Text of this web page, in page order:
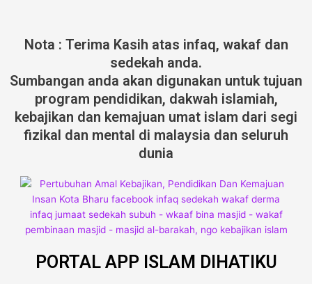
Nota : Terima Kasih atas infaq, wakaf dan
sedekah anda.
Sumbangan anda akan digunakan untuk tujuan
program pendidikan, dakwah islamiah,
kebajikan dan kemajuan umat islam dari segi
fizikal dan mental di malaysia dan seluruh
dunia
PORTAL APP ISLAM DIHATIKU